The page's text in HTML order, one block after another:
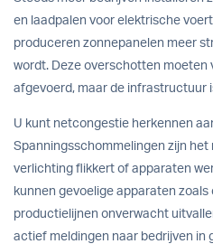
en laadpalen voor elektrische
produceren zonnepanelen meer
wordt. Deze overschotten
afgevoerd, maar de infrastructuur
U kunt netcongestie herkennen
Spanningsschommelingen zijn
verlichting flikkert of apparaten
kunnen gevoelige apparaten
productielijnen onverwacht
actief meldingen naar bedrijven in